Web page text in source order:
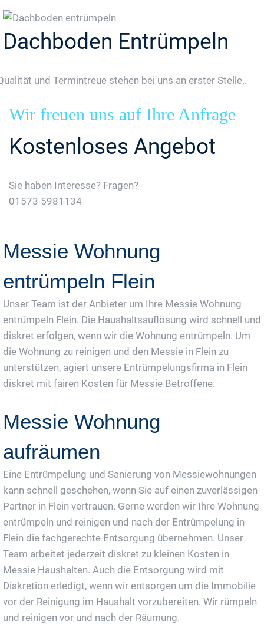
Dachboden Entrümpeln
und Termintreue stehen bei uns an erster Stelle..
Wir freuen uns auf Ihre Anfrage
Kostenloses Angebot
Sie haben Interesse? Fragen?
01573 5981134
Messie Wohnung
entrümpeln Flein
Unser Team ist der Anbieter um Ihre Messie Wohnung
entrümpeln Flein. Die Haushaltsauflösung wird schnell und
diskret erfolgen, wenn wir die Wohnung entrümpeln. Um
die Wohnung zu reinigen und den Messie in Flein zu
unterstützen, agiert unsere Entrümpelungsfirma in Flein
diskret mit fairen Kosten für Messie Betroffene.
Messie Wohnung
aufräumen
Eine Entrümpelung und Sanierung von Messiewohnungen
kann schnell geschehen, wenn Sie auf einen zuverlässigen
Partner in Flein vertrauen. Gerne werden wir Ihre Wohnung
entrümpeln und reinigen und nach der Entrümpelung in
Flein die fachgerechte Entsorgung übernehmen. Unser
Team arbeitet jederzeit diskret zu kleinen Kosten in
Messie Haushalten. Auch die Entsorgung wird mit
Diskretion erledigt, wenn wir entsorgen um die Immobilie
vor der Reinigung im Haushalt vorzubereiten. Wir rümpeln
und reinigen vor und nach der Räumung.